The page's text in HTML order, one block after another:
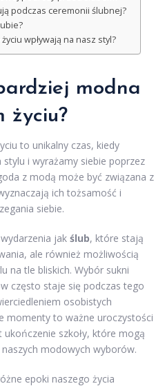
podczas ceremonii ślubnej?
wpływają na nasz styl?
modna
życiu?
to unikalny czas, kiedy
i wyrażamy siebie poprzez
z modą może być związana z
ich tożsamość i
siebie.
jak ślub, które stają
ale również możliwością
na tle bliskich. Wybór sukni
często staje się podczas tego
osobistych
momenty to ważne uroczystości
szkoły, które mogą
modowych wyborów.
epoki naszego życia